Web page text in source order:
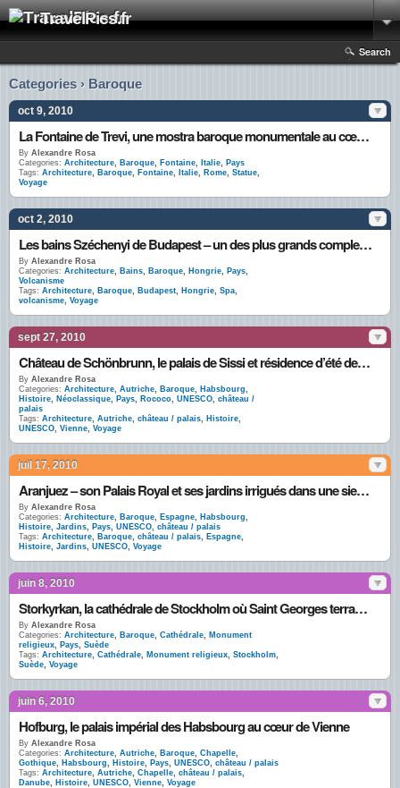
TravelPics.fr
Search
Categories › Baroque
oct 9, 2010
La Fontaine de Trevi, une mostra baroque monumentale au cœur de Rome
By Alexandre Rosa
Categories: Architecture, Baroque, Fontaine, Italie, Pays
Tags: Architecture, Baroque, Fontaine, Italie, Rome, Statue,
Voyage
oct 2, 2010
Les bains Széchenyi de Budapest – un des plus grands complexes thermaux d’Europe
By Alexandre Rosa
Categories: Architecture, Bains, Baroque, Hongrie, Pays,
Volcanisme
Tags: Architecture, Baroque, Budapest, Hongrie, Spa,
volcanisme, Voyage
sept 27, 2010
Château de Schönbrunn, le palais de Sissi et résidence d’été des Habsbourg
By Alexandre Rosa
Categories: Architecture, Autriche, Baroque, Habsbourg,
Histoire, Néoclassique, Pays, Rococo, UNESCO, château /
palais
Tags: Architecture, Autriche, château / palais, Histoire,
UNESCO, Vienne, Voyage
juil 17, 2010
Aranjuez – son Palais Royal et ses jardins irrigués dans une sierra aride
By Alexandre Rosa
Categories: Architecture, Baroque, Espagne, Habsbourg,
Histoire, Jardins, Pays, UNESCO, château / palais
Tags: Architecture, Baroque, château / palais, Espagne,
Histoire, Jardins, UNESCO, Voyage
juin 8, 2010
Storkyrkan, la cathédrale de Stockholm où Saint Georges terrasse le Dragon
By Alexandre Rosa
Categories: Architecture, Baroque, Cathédrale, Monument
religieux, Pays, Suède
Tags: Architecture, Cathédrale, Monument religieux, Stockholm,
Suède, Voyage
juin 6, 2010
Hofburg, le palais impérial des Habsbourg au cœur de Vienne
By Alexandre Rosa
Categories: Architecture, Autriche, Baroque, Chapelle,
Gothique, Habsbourg, Histoire, Pays, UNESCO, château / palais
Tags: Architecture, Autriche, Chapelle, château / palais,
Danube, Histoire, UNESCO, Vienne, Voyage